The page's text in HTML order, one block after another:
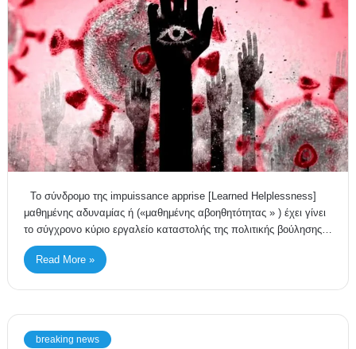
Το σύνδρομο της impuissance apprise [Learned Helplessness]
μαθημένης αδυναμίας ή («μαθημένης αβοηθητότητας » ) έχει γίνει
το σύγχρονο κύριο εργαλείο καταστολής της πολιτικής βούλησης…
Read More »
breaking news